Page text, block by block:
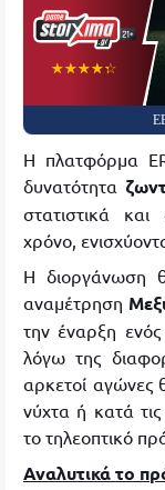
☆☆☆☆☆
★★★★★
Η πλατφόρμα
δυνατότητα
στατιστικά
χρόνο,
Η διοργάνωση
αναμέτρηση
την έναρξη
λόγω της
αρκετοί αγώνες
νύχτα ή κατά
το τηλεοπτικό
Αναλυτικά το